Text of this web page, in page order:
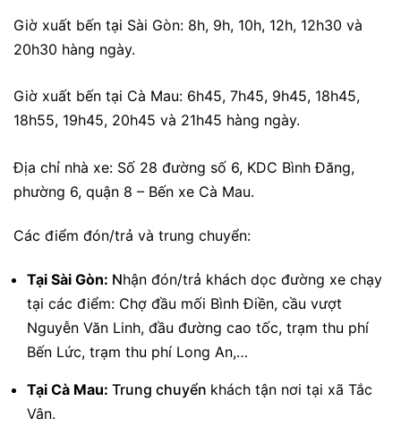
Giờ xuất bến tại Sài Gòn: 8h, 9h, 10h, 12h, 12h30 và
20h30 hàng ngày.
Giờ xuất bến tại Cà Mau: 6h45, 7h45, 9h45, 18h45,
18h55, 19h45, 20h45 và 21h45 hàng ngày.
Địa chỉ nhà xe: Số 28 đường số 6, KDC Bình Đăng,
phường 6, quận 8 – Bến xe Cà Mau.
Các điểm đón/trả và trung chuyển:
Tại Sài Gòn: Nhận đón/trả khách dọc đường xe chạy
tại các điểm: Chợ đầu mối Bình Điền, cầu vượt
Nguyễn Văn Linh, đầu đường cao tốc, trạm thu phí
Bến Lức, trạm thu phí Long An,…
Tại Cà Mau: Trung chuyển khách tận nơi tại xã Tắc
Vân.